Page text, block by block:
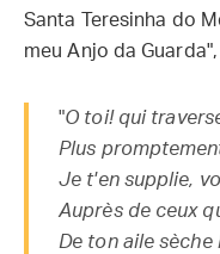
Santa Teresinha do
meu Anjo da
"O toi! qui
Plus
Je t'en supplie,
Auprès de ceux
De ton aile sèche